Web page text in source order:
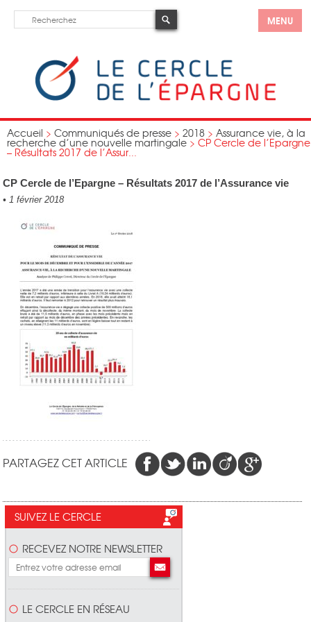
MENU
Accueil > Communiqués de presse > 2018 > Assurance vie, à la
recherche d’une nouvelle martingale > CP Cercle de l’Epargne
– Résultats 2017 de l’Assur...
CP Cercle de l’Epargne – Résultats 2017 de l’Assurance vie
• 1 février 2018
PARTAGEZ CET ARTICLE
SUIVEZ LE CERCLE
RECEVEZ NOTRE NEWSLETTER
LE CERCLE EN RÉSEAU